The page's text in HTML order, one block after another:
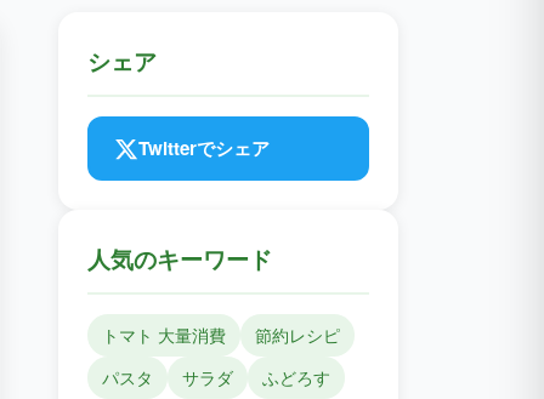
シェア
Twitterでシェア
人気のキーワード
トマト 大量消費
節約レシピ
パスタ
サラダ
ふどろす